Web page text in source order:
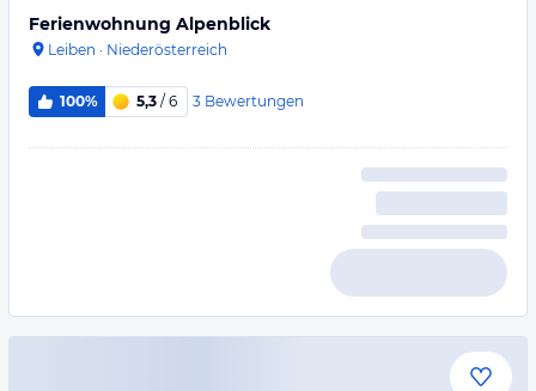
Ferienwohnung Alpenblick
Leiben · Niederösterreich
100% 5,3 / 6 3 Bewertungen